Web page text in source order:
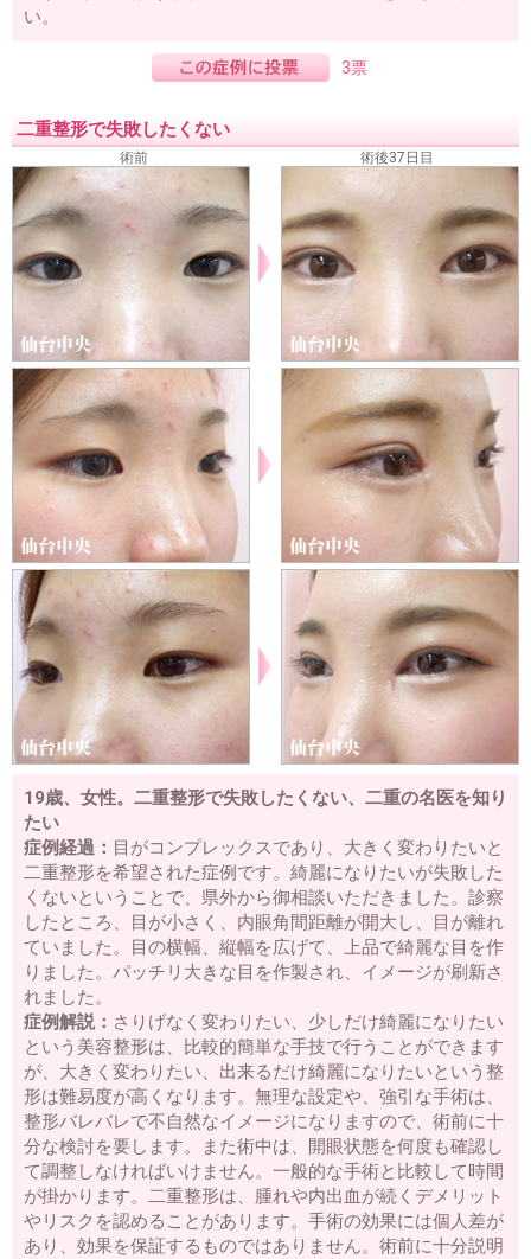
い。
3票
二重整形で失敗したくない
術前 術後37日目
19歳、女性。二重整形で失敗したくない、二重の名医を知り
たい
症例経過： 目がコンプレックスであり、大きく変わりたいと
二重整形を希望された症例です。綺麗になりたいが失敗した
くないということで、県外から御相談いただきました。診察
したところ、目が小さく、内眼角間距離が開大し、目が離れ
ていました。目の横幅、縦幅を広げて、上品で綺麗な目を作
りました。パッチリ大きな目を作製され、イメージが刷新さ
れました。
症例解説： さりげなく変わりたい、少しだけ綺麗になりたい
という美容整形は、比較的簡単な手技で行うことができます
が、大きく変わりたい、出来るだけ綺麗になりたいという整
形は難易度が高くなります。無理な設定や、強引な手術は、
整形バレバレで不自然なイメージになりますので、術前に十
分な検討を要します。また術中は、開眼状態を何度も確認し
て調整しなければいけません。一般的な手術と比較して時間
が掛かります。二重整形は、腫れや内出血が続くデメリット
やリスクを認めることがあります。手術の効果には個人差が
あり、効果を保証するものではありません。術前に十分説明